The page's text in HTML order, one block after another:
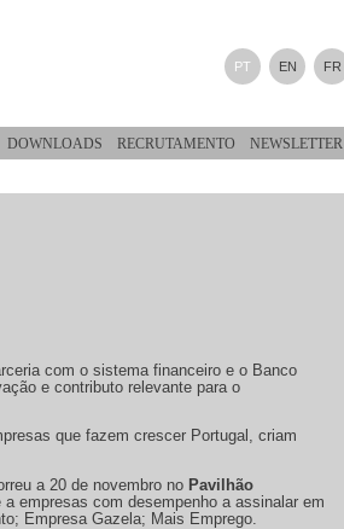
PT EN FR
DOWNLOADS RECRUTAMENTO NEWSLETTER
com o sistema financeiro e o Banco
e contributo relevante para o
que fazem crescer Portugal, criam
a 20 de novembro no Pavilhão
empresas com desempenho a assinalar em
Empresa Gazela; Mais Emprego.